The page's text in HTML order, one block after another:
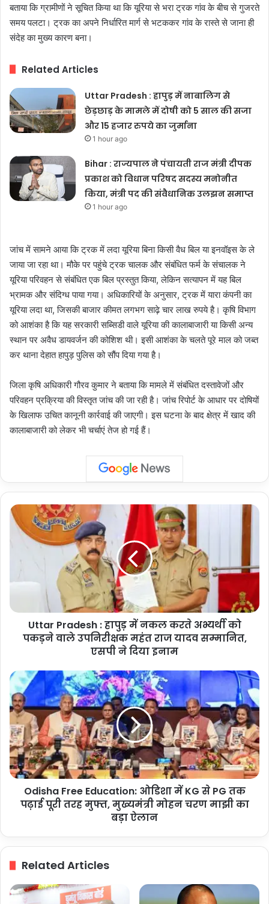
बताया कि ग्रामीणों ने सूचित किया था कि यूरिया से भरा ट्रक गांव के बीच से गुजरते
समय पलटा। ट्रक का अपने निर्धारित मार्ग से भटककर गांव के रास्ते से जाना ही
संदेह का मुख्य कारण बना।
Related Articles
Uttar Pradesh : हापुड़ में नाबालिग से
छेड़छाड़ के मामले में दोषी को 5 साल की सजा
और 15 हजार रुपये का जुर्माना
1 hour ago
Bihar : राज्यपाल ने पंचायती राज मंत्री दीपक
प्रकाश को विधान परिषद सदस्य मनोनीत
किया, मंत्री पद की संवैधानिक उलझन समाप्त
1 hour ago
जांच में सामने आया कि ट्रक में लदा यूरिया बिना किसी वैध बिल या इनवॉइस के ले
जाया जा रहा था। मौके पर पहुंचे ट्रक चालक और संबंधित फर्म के संचालक ने
यूरिया परिवहन से संबंधित एक बिल प्रस्तुत किया, लेकिन सत्यापन में यह बिल
भ्रामक और संदिग्ध पाया गया। अधिकारियों के अनुसार, ट्रक में यारा कंपनी का
यूरिया लदा था, जिसकी बाजार कीमत लगभग साढ़े चार लाख रुपये है। कृषि विभाग
को आशंका है कि यह सरकारी सब्सिडी वाले यूरिया की कालाबाजारी या किसी अन्य
स्थान पर अवैध डायवर्जन की कोशिश थी। इसी आशंका के चलते पूरे माल को जब्त
कर थाना देहात हापुड़ पुलिस को सौंप दिया गया है।
जिला कृषि अधिकारी गौरव कुमार ने बताया कि मामले में संबंधित दस्तावेजों और
परिवहन प्रक्रिया की विस्तृत जांच की जा रही है। जांच रिपोर्ट के आधार पर दोषियों
के खिलाफ उचित कानूनी कार्रवाई की जाएगी। इस घटना के बाद क्षेत्र में खाद की
कालाबाजारी को लेकर भी चर्चाएं तेज हो गई हैं।
Uttar
Pradesh
को
राज
यादव
सम्मानित,
एसपी
ने
दिया
इनाम
Uttar Pradesh : हापुड़ में नकल करते अभ्यर्थी को
पकड़ने वाले उपनिरीक्षक महंत राज यादव सम्मानित,
एसपी ने दिया इनाम
Odisha
Free
Education:
ओडिशा
में
KG
से
PG
तक
का
Odisha Free Education: ओडिशा में KG से PG तक
पढ़ाई पूरी तरह मुफ्त, मुख्यमंत्री मोहन चरण माझी का
बड़ा ऐलान
Related Articles